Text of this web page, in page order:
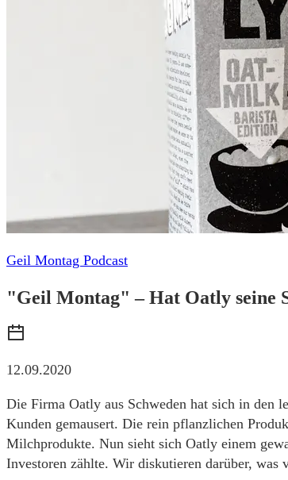
Geil Montag Podcast
"Geil Montag" – Hat Oatly seine
12.09.2020
Die Firma Oatly aus Schweden hat sich in den
Kunden gemausert. Die rein pflanzlichen
Milchprodukte. Nun sieht sich Oatly einem
Investoren zählte. Wir diskutieren darüber, was